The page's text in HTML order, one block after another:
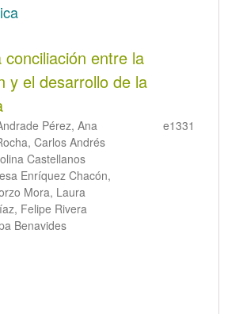
conciliación entre la
y el desarrollo de la
Pérez, Ana
Carlos Andrés
Castellanos
Enríquez Chacón,
Mora, Laura
Felipe Rivera
Benavides
e1331